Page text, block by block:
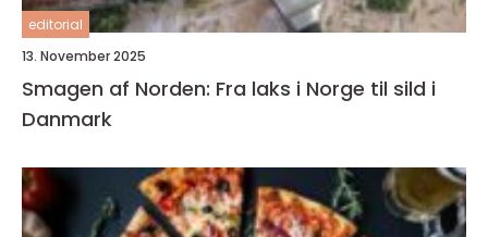
editorial
13. November 2025
Smagen af Norden: Fra laks i Norge til sild i
Danmark